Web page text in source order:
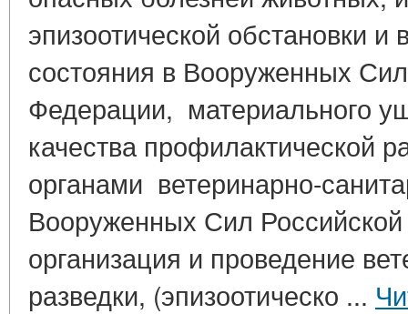
эпизоотической обстановки и
состояния в Вооруженных
Федерации, материального
качества профилактической
органами ветеринарно-
Вооруженных Сил
организация и проведение
разведки, (эпизоотическо ...